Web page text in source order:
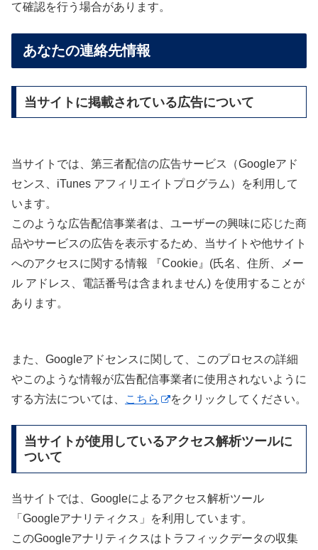
て確認を行う場合があります。
あなたの連絡先情報
当サイトに掲載されている広告について
当サイトでは、第三者配信の広告サービス（Googleアド
センス、iTunes アフィリエイトプログラム）を利用して
います。
このような広告配信事業者は、ユーザーの興味に応じた商
品やサービスの広告を表示するため、当サイトや他サイト
へのアクセスに関する情報 『Cookie』(氏名、住所、メー
ル アドレス、電話番号は含まれません) を使用することが
あります。
また、Googleアドセンスに関して、このプロセスの詳細
やこのような情報が広告配信事業者に使用されないように
する方法については、
こちら をクリックしてください。
当サイトが使用しているアクセス解析ツールに
ついて
当サイトでは、Googleによるアクセス解析ツール
「Googleアナリティクス」を利用しています。
このGoogleアナリティクスはトラフィックデータの収集